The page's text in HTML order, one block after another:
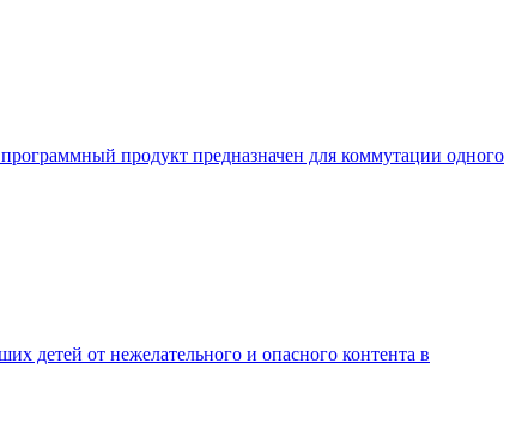
продукт предназначен для коммутации одного
детей от нежелательного и опасного контента в